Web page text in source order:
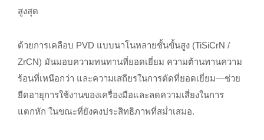
สูงสุด
ด้วยการเคลือบ PVD แบบนาโนหลายชั้นขั้นสูง (TiSiCrN /
ZrCN) มันมอบความทนทานที่ยอดเยี่ยม ความต้านทานความ
ร้อนที่เหนือกว่า และความเสถียรในการตัดที่ยอดเยี่ยม—ช่วย
ยืดอายุการใช้งานของเครื่องมือและลดความเสี่ยงในการ
แตกหัก ในขณะที่ยังคงประสิทธิภาพที่สม่ำเสมอ.